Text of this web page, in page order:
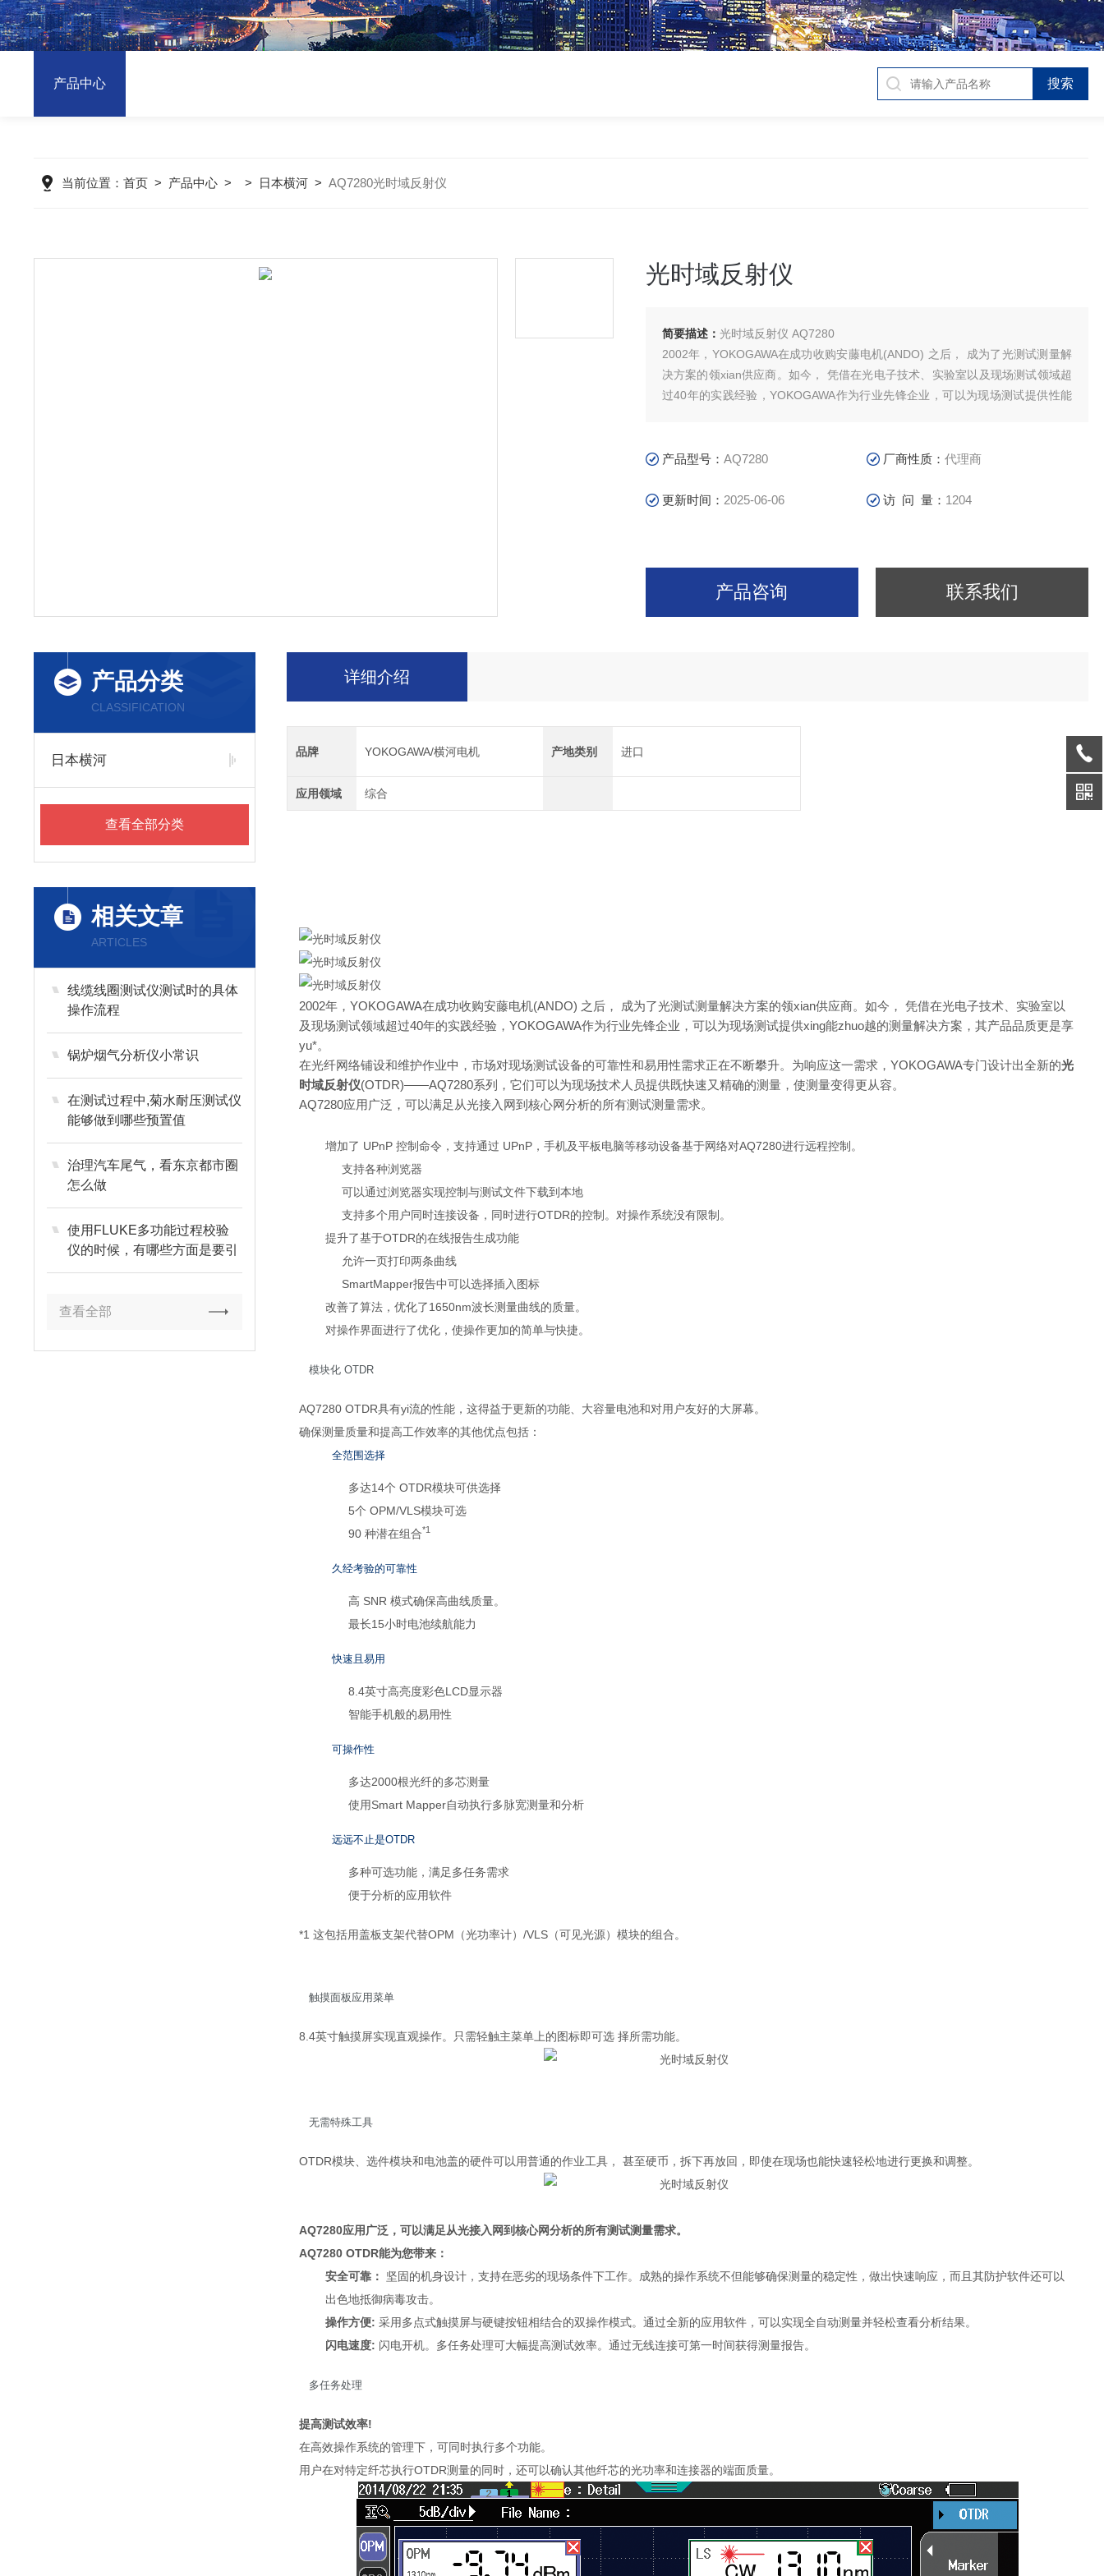
产品中心
当前位置： 首页> 产品中心> > 日本横河> AQ7280光时域反射仪
光时域反射仪
简要描述： 光时域反射仪 AQ7280
2002年，YOKOGAWA在成功收购安藤电机(ANDO) 之后， 成为了光测试测量解
决方案的领xian供应商。如今， 凭借在光电子技术、实验室以及现场测试领域超
过40年的实践经验，YOKOGAWA作为行业先锋企业，可以为现场测试提供性能
产品型号： AQ7280 厂商性质：代理商
更新时间： 2025-06-06 访 问 量： 1204
产品咨询 联系我们
产品分类
CLASSIFICATION
日本横河
查看全部分类
相关文章
ARTICLES
线缆线圈测试仪测试时的具体
操作流程
锅炉烟气分析仪小常识
在测试过程中,菊水耐压测试仪
能够做到哪些预置值
治理汽车尾气，看东京都市圈
怎么做
使用FLUKE多功能过程校验
仪的时候，有哪些方面是要引
起我们重视的
查看全部
详细介绍
品牌 YOKOGAWA/横河电机 产地类别 进口
应用领域 综合
2002年，YOKOGAWA在成功收购安藤电机(ANDO) 之后， 成为了光测试测量解决方案的领xian供应商。如今， 凭借在光电子技术、实验室以
及现场测试领域超过40年的实践经验，YOKOGAWA作为行业先锋企业，可以为现场测试提供xing能zhuo越的测量解决方案，其产品品质更是享
yu*。
在光纤网络铺设和维护作业中，市场对现场测试设备的可靠性和易用性需求正在不断攀升。为响应这一需求，YOKOGAWA专门设计出全新的光
时域反射仪(OTDR)――AQ7280系列，它们可以为现场技术人员提供既快速又精确的测量，使测量变得更从容。
AQ7280应用广泛，可以满足从光接入网到核心网分析的所有测试测量需求。
增加了 UPnP 控制命令，支持通过 UPnP，手机及平板电脑等移动设备基于网络对AQ7280进行远程控制。
支持各种浏览器
可以通过浏览器实现控制与测试文件下载到本地
支持多个用户同时连接设备，同时进行OTDR的控制。对操作系统没有限制。
提升了基于OTDR的在线报告生成功能
允许一页打印两条曲线
SmartMapper报告中可以选择插入图标
改善了算法，优化了1650nm波长测量曲线的质量。
对操作界面进行了优化，使操作更加的简单与快捷。
模块化 OTDR
AQ7280 OTDR具有yi流的性能，这得益于更新的功能、大容量电池和对用户友好的大屏幕。
确保测量质量和提高工作效率的其他优点包括：
全范围选择
多达14个 OTDR模块可供选择
5个 OPM/VLS模块可选
90 种潜在组合*1
久经考验的可靠性
高 SNR 模式确保高曲线质量。
最长15小时电池续航能力
快速且易用
8.4英寸高亮度彩色LCD显示器
智能手机般的易用性
可操作性
多达2000根光纤的多芯测量
使用Smart Mapper自动执行多脉宽测量和分析
远远不止是OTDR
多种可选功能，满足多任务需求
便于分析的应用软件
*1 这包括用盖板支架代替OPM（光功率计）/VLS（可见光源）模块的组合。
触摸面板应用菜单
8.4英寸触摸屏实现直观操作。只需轻触主菜单上的图标即可选 择所需功能。
无需特殊工具
OTDR模块、选件模块和电池盖的硬件可以用普通的作业工具， 甚至硬币，拆下再放回，即使在现场也能快速轻松地进行更换和调整。
AQ7280应用广泛，可以满足从光接入网到核心网分析的所有测试测量需求。
AQ7280 OTDR能为您带来：
安全可靠：
坚固的机身设计，支持在恶劣的现场条件下工作。成熟的操作系统不但能够确保测量的稳定性，做出快速响应，而且其防护软件还可以
出色地抵御病毒攻击。
操作方便: 采用多点式触摸屏与硬键按钮相结合的双操作模式。通过全新的应用软件，可以实现全自动测量并轻松查看分析结果。
闪电速度: 闪电开机。多任务处理可大幅提高测试效率。通过无线连接可第一时间获得测量报告。
多任务处理
提高测试效率!
在高效操作系统的管理下，可同时执行多个功能。
用户在对特定纤芯执行OTDR测量的同时，还可以确认其他纤芯的光功率和连接器的端面质量。